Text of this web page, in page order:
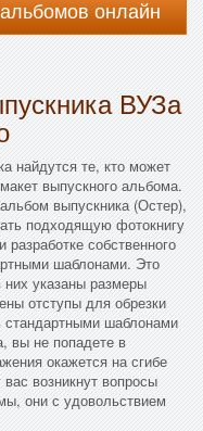
онлайн
ВУЗа
найдутся те, кто может
выпускного альбома.
выпускника (Остер),
подходящую фотокнигу
собственного
шаблонами. Это
указаны размеры
отступы для обрезки
шаблонами
вы не попадете в
окажется на сгибе
возникнут вопросы
они с удовольствием